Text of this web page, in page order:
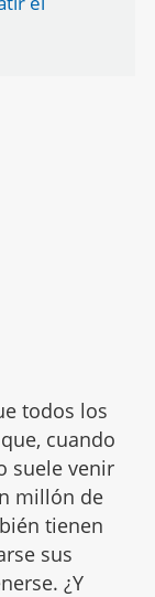
todos los
cuando
suele venir
millón de
tienen
sus
¿Y